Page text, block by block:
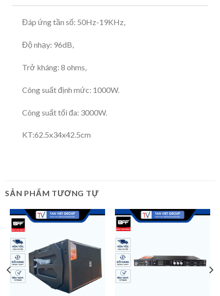
Đáp ứng tần số: 50Hz-19KHz,
Độ nhạy: 96dB,
Trở kháng: 8 ohms,
Công suất định mức: 1000W.
Công suất tối đa: 3000W.
KT:62.5x34x42.5cm
SẢN PHẨM TƯƠNG TỰ